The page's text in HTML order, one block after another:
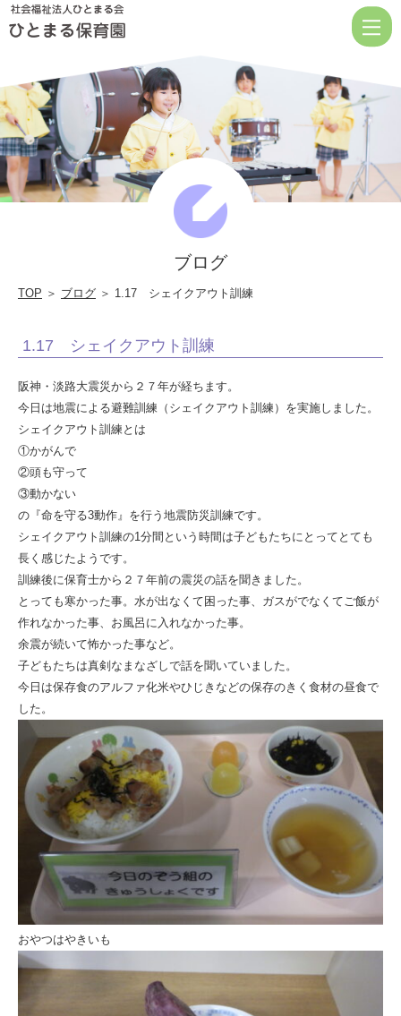
1.17
シ
ェ
イ
ク
ア
ウ
|
社
会
福
祉
法
ひ
と
ま
る
会
ブログ
TOP ＞ ブログ ＞ 1.17 シェイクアウト訓練
1.17 シェイクアウト訓練
阪神・淡路大震災から２７年が経ちます。
今日は地震による避難訓練（シェイクアウト訓練）を実施しました。
シェイクアウト訓練とは
①かがんで
②頭も守って
③動かない
の『命を守る3動作』を行う地震防災訓練です。
シェイクアウト訓練の1分間という時間は子どもたちにとってとても
長く感じたようです。
訓練後に保育士から２７年前の震災の話を聞きました。
とっても寒かった事。水が出なくて困った事、ガスがでなくてご飯が
作れなかった事、お風呂に入れなかった事。
余震が続いて怖かった事など。
子どもたちは真剣なまなざしで話を聞いていました。
今日は保存食のアルファ化米やひじきなどの保存のきく食材の昼食で
した。
おやつはやきいも